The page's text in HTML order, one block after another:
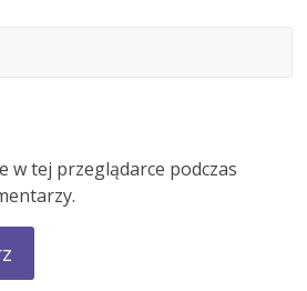
w tej przeglądarce podczas